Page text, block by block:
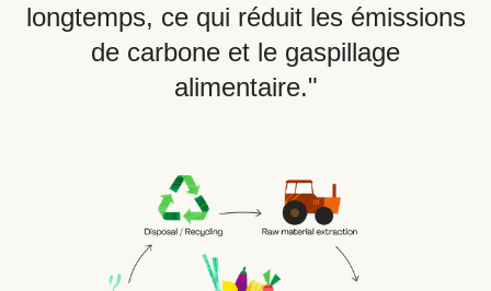
longtemps, ce qui réduit les émissions
de carbone et le gaspillage
alimentaire."